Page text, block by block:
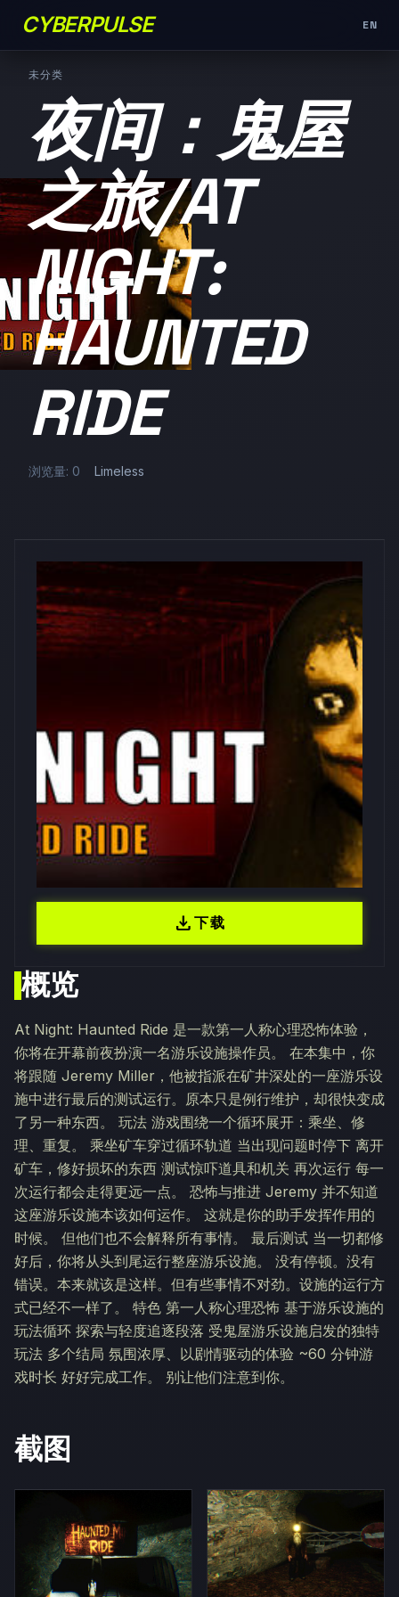
CYBERPULSE EN
未分类
夜间：鬼屋
之旅/AT
NIGHT:
HAUNTED
RIDE
浏览量: 0 Limeless
概览
At Night: Haunted Ride 是一款第一人称心理恐怖体验，
你将在开幕前夜扮演一名游乐设施操作员。 在本集中，你
将跟随 Jeremy Miller，他被指派在矿井深处的一座游乐设
施中进行最后的测试运行。原本只是例行维护，却很快变成
了另一种东西。 玩法 游戏围绕一个循环展开：乘坐、修
理、重复。 乘坐矿车穿过循环轨道 当出现问题时停下 离开
矿车，修好损坏的东西 测试惊吓道具和机关 再次运行 每一
次运行都会走得更远一点。 恐怖与推进 Jeremy 并不知道
这座游乐设施本该如何运作。 这就是你的助手发挥作用的
时候。 但他们也不会解释所有事情。 最后测试 当一切都修
好后，你将从头到尾运行整座游乐设施。 没有停顿。没有
错误。本来就该是这样。但有些事情不对劲。设施的运行方
式已经不一样了。 特色 第一人称心理恐怖 基于游乐设施的
玩法循环 探索与轻度追逐段落 受鬼屋游乐设施启发的独特
玩法 多个结局 氛围浓厚、以剧情驱动的体验 ~60 分钟游
戏时长 好好完成工作。 别让他们注意到你。
截图
download下载